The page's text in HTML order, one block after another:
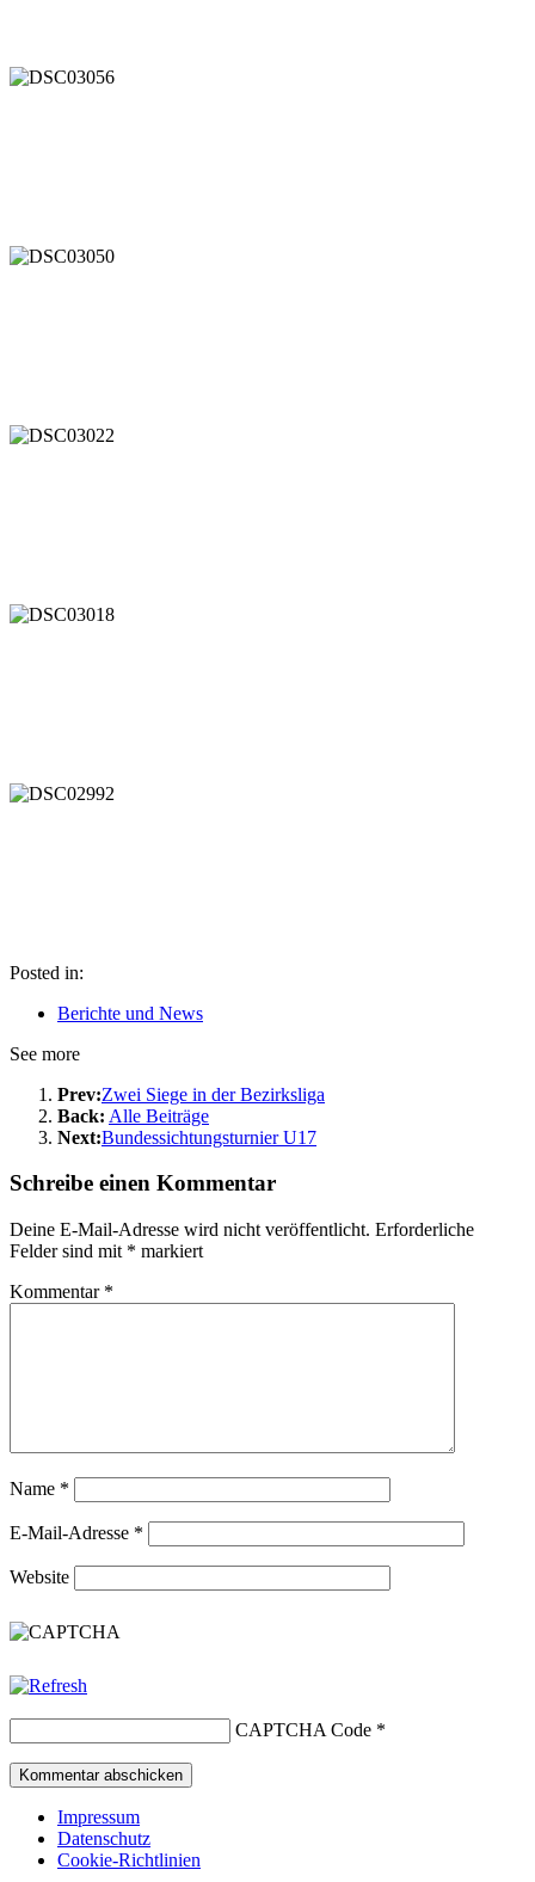
Posted in:
Berichte und News
See more
Prev:Zwei Siege in der Bezirksliga
Back: Alle Beiträge
Next:Bundessichtungsturnier U17
Schreibe einen Kommentar
Deine E-Mail-Adresse wird nicht veröffentlicht. Erforderliche
Felder sind mit * markiert
Kommentar *
Name *
E-Mail-Adresse *
Website
CAPTCHA Code *
Impressum
Datenschutz
Cookie-Richtlinien